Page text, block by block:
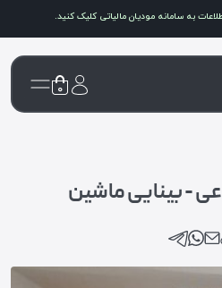
به سامانه مودیان مالیاتی کلیک کنید.
۰
- بینایی ماشین